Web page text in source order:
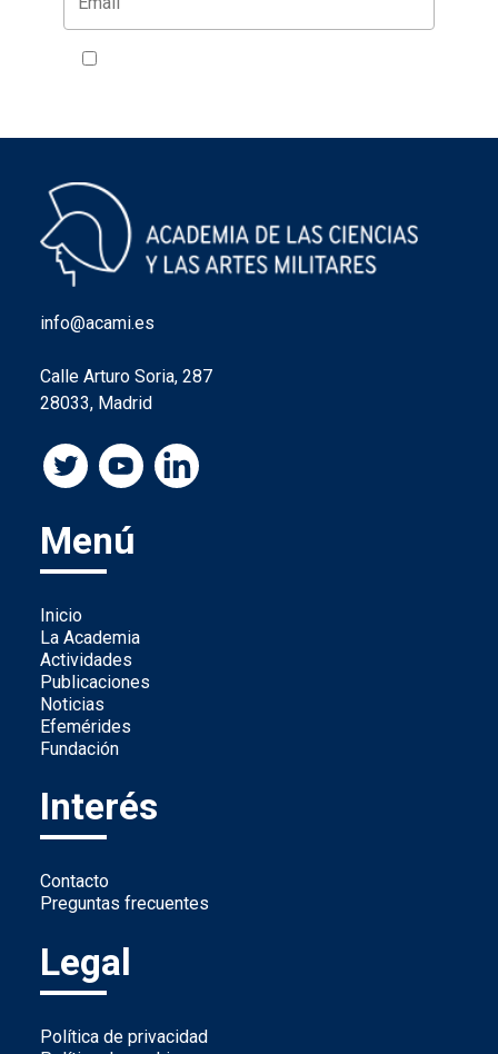
info@acami.es
Calle Arturo Soria, 287
28033, Madrid
Menú
Inicio
La Academia
Actividades
Publicaciones
Noticias
Efemérides
Fundación
Interés
Contacto
Preguntas frecuentes
Legal
Política de privacidad